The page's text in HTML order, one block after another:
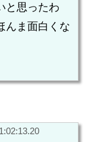
と思ったわ
んま面白くな